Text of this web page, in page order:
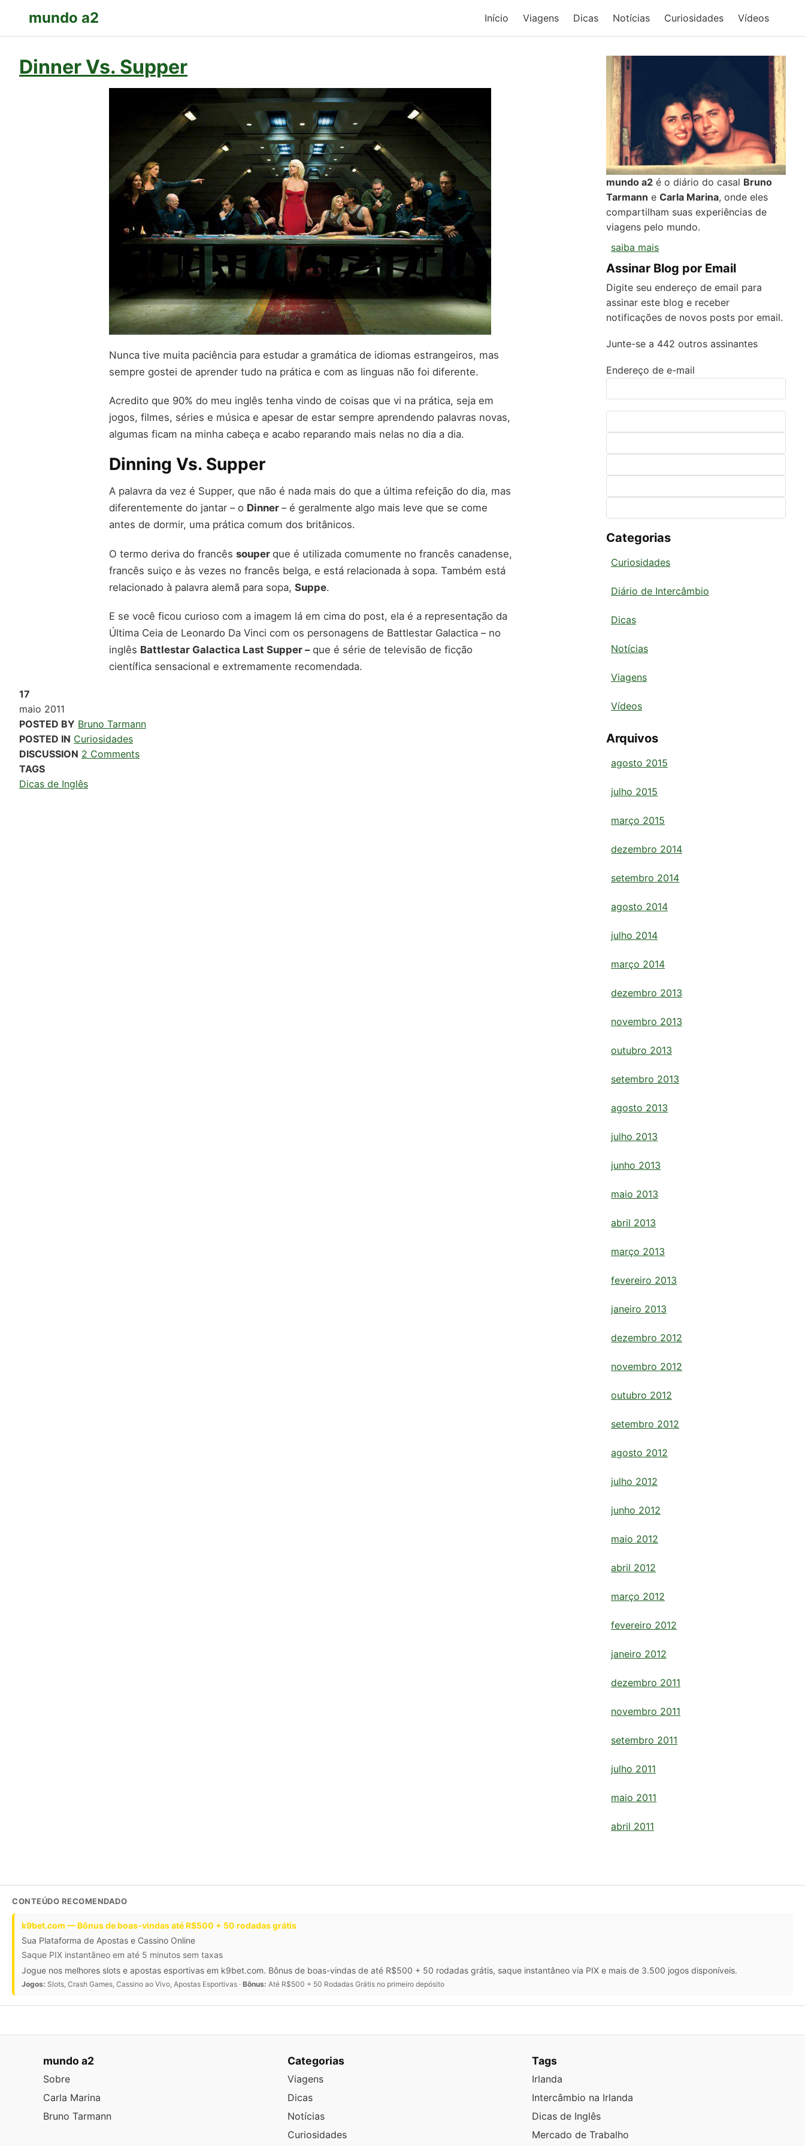
mundo a2 Início Viagens Dicas Notícias Curiosidades Vídeos
Dinner Vs. Supper
Nunca tive muita paciência para estudar a gramática de idiomas estrangeiros, mas
sempre gostei de aprender tudo na prática e com as linguas não foi diferente.
Acredito que 90% do meu inglês tenha vindo de coisas que vi na prática, seja em
jogos, filmes, séries e música e apesar de estar sempre aprendendo palavras novas,
algumas ficam na minha cabeça e acabo reparando mais nelas no dia a dia.
Dinning Vs. Supper
A palavra da vez é Supper, que não é nada mais do que a última refeição do dia, mas
diferentemente do jantar – o Dinner – é geralmente algo mais leve que se come
antes de dormir, uma prática comum dos britânicos.
O termo deriva do francês souper que é utilizada comumente no francês canadense,
francês suiço e às vezes no francês belga, e está relacionada à sopa. Também está
relacionado à palavra alemã para sopa, Suppe.
E se você ficou curioso com a imagem lá em cima do post, ela é a representação da
Última Ceia de Leonardo Da Vinci com os personagens de Battlestar Galactica – no
inglês Battlestar Galactica Last Supper –que é série de televisão de ficção
científica sensacional e extremamente recomendada.
17
maio 2011
POSTED BY Bruno Tarmann
POSTED IN Curiosidades
DISCUSSION 2 Comments
TAGS
Dicas de Inglês
mundo a2 é o diário do casal Bruno
Tarmann e Carla Marina, onde eles
compartilham suas experiências de
viagens pelo mundo.
saiba mais
Assinar Blog por Email
Digite seu endereço de email para
assinar este blog e receber
notificações de novos posts por email.
Junte-se a 442 outros assinantes
Endereço de e-mail
Categorias
Curiosidades
Diário de Intercâmbio
Dicas
Notícias
Viagens
Vídeos
Arquivos
agosto 2015
julho 2015
março 2015
dezembro 2014
setembro 2014
agosto 2014
julho 2014
março 2014
dezembro 2013
novembro 2013
outubro 2013
setembro 2013
agosto 2013
julho 2013
junho 2013
maio 2013
abril 2013
março 2013
fevereiro 2013
janeiro 2013
dezembro 2012
novembro 2012
outubro 2012
setembro 2012
agosto 2012
julho 2012
junho 2012
maio 2012
abril 2012
março 2012
fevereiro 2012
janeiro 2012
dezembro 2011
novembro 2011
setembro 2011
julho 2011
maio 2011
abril 2011
CONTEÚDO RECOMENDADO
k9bet.com — Bônus de boas-vindas até R$500 + 50 rodadas grátis
Sua Plataforma de Apostas e Cassino Online
Saque PIX instantâneo em até 5 minutos sem taxas
Jogue nos melhores slots e apostas esportivas em k9bet.com. Bônus de boas-vindas de até R$500 + 50 rodadas grátis, saque instantâneo via PIX e mais de 3.500 jogos disponíveis.
Jogos: Slots, Crash Games, Cassino ao Vivo, Apostas Esportivas · Bônus: Até R$500 + 50 Rodadas Grátis no primeiro depósito
mundo a2
Sobre
Carla Marina
Bruno Tarmann
Categorias
Viagens
Dicas
Notícias
Curiosidades
Tags
Irlanda
Intercâmbio na Irlanda
Dicas de Inglês
Mercado de Trabalho